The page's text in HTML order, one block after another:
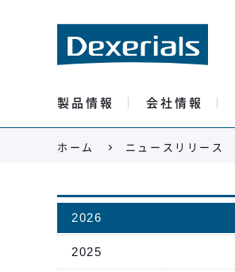
製品情報 会社情報
ホーム ニュースリリース
2026
2025